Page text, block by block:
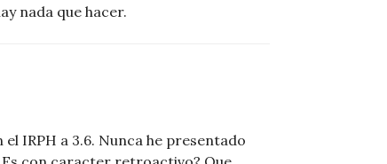
nada que hacer.
IRPH a 3.6. Nunca he presentado